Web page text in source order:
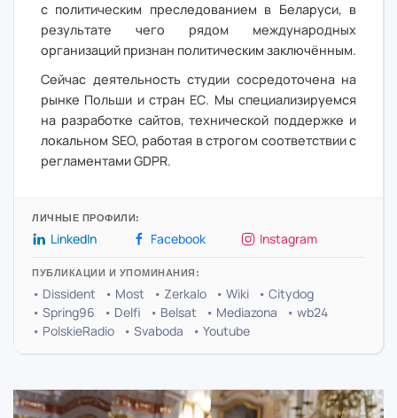
с политическим преследованием в Беларуси, в
результате чего рядом международных
организаций признан политическим заключённым.
Сейчас деятельность студии сосредоточена на
рынке Польши и стран ЕС. Мы специализируемся
на разработке сайтов, технической поддержке и
локальном SEO, работая в строгом соответствии с
регламентами GDPR.
ЛИЧНЫЕ ПРОФИЛИ:
LinkedIn Facebook Instagram
ПУБЛИКАЦИИ И УПОМИНАНИЯ:
• Dissident • Most • Zerkalo • Wiki
• Citydog
• Spring96
• Delfi • Belsat • Mediazona
• wb24
• PolskieRadio
• Svaboda • Youtube